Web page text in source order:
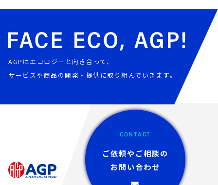
AGPはエコロジーと向き合って、
サービスや商品の開発・提供に取り組んでいきます。
CONTACT
ご依頼やご相談の
お問い合わせ